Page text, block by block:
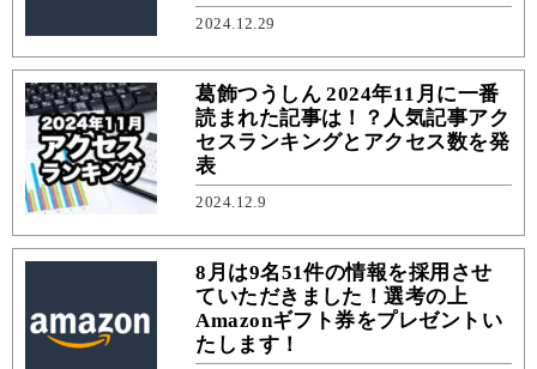
2024.12.29
葛飾つうしん 2024年11月に一番
読まれた記事は！？人気記事アク
セスランキングとアクセス数を発
表
2024.12.9
8月は9名51件の情報を採用させ
ていただきました！選考の上
Amazonギフト券をプレゼントい
たします！